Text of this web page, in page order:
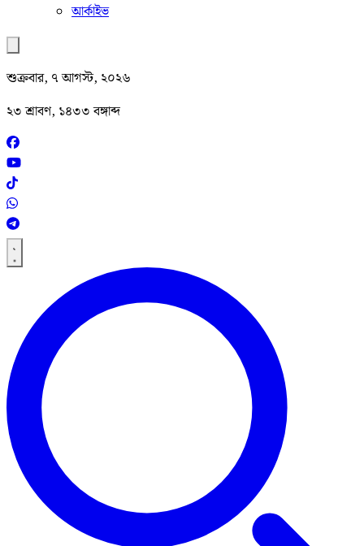
আর্কাইভ
শুক্রবার, ৭ আগস্ট, ২০২৬
২৩ শ্রাবণ, ১৪৩৩ বঙ্গাব্দ